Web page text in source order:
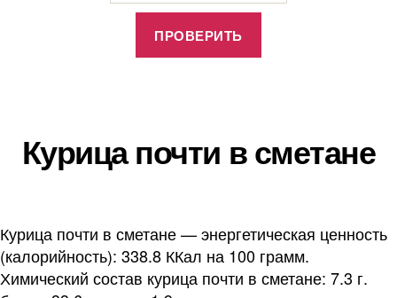
Курица почти в сметане
Курица почти в сметане — энергетическая ценность
(калорийность): 338.8 ККал на 100 грамм.
Химический состав курица почти в сметане: 7.3 г.